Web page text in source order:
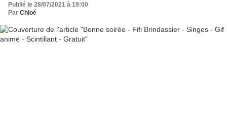
Publié le 28/07/2021 à 19:00
Par Chloé